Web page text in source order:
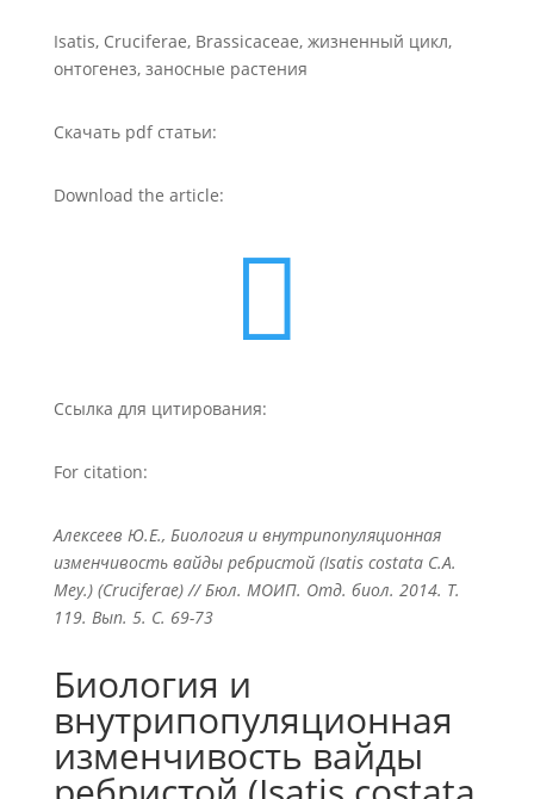
Isatis, Cruciferae, Brassicaceae, жизненный цикл,
онтогенез, заносные растения
Скачать pdf статьи:
Download the article:

Ссылка для цитирования:
For citation:
Алексеев Ю.Е., Биология и внутрипопуляционная
изменчивость вайды ребристой (Isatis costata C.A.
Mey.) (Cruciferae) // Бюл. МОИП. Отд. биол. 2014. Т.
119. Вып. 5. С. 69-73
Биология и
внутрипопуляционная
изменчивость вайды